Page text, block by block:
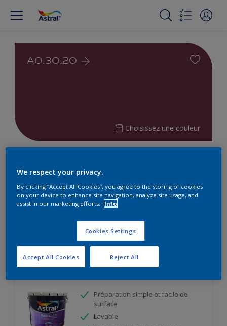
A0.30.20
Choisissez une couleur
projet
3Produits trouvés
Filter
Préparation simple et facile de
surface
Lavable
We respect your privacy.
By clicking “Accept All Cookies”, you agree to the storing of cookies
on your device to enhance site navigation, analyze site usage, and
assist in our marketing efforts.
Info
Cookies Settings
Reject All
Accept All Cookies